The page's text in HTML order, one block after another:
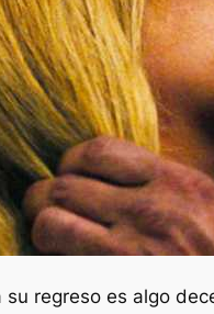
su regreso es algo